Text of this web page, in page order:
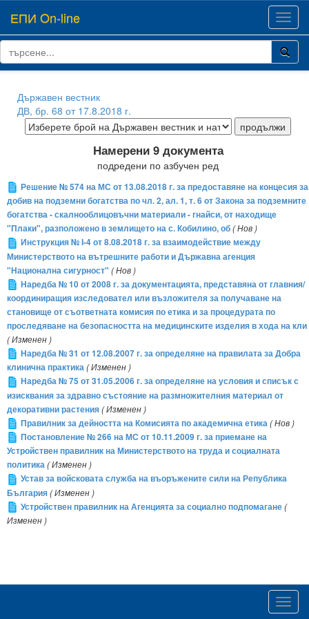
ЕПИ On-line
Държавен вестник
ДВ, бр. 68 от 17.8.2018 г.
Намерени 9 документа
подредени по азбучен ред
Решение № 574 на МС от 13.08.2018 г. за предоставяне на концесия за
добив на подземни богатства по чл. 2, ал. 1, т. 6 от Закона за подземните
богатства - скалнооблицовъчни материали - гнайси, от находище
"Плаки", разположено в землището на с. Кобилино, об( Нов )
Инструкция № І-4 от 8.08.2018 г. за взаимодействие между
Министерството на вътрешните работи и Държавна агенция
"Национална сигурност" ( Нов )
Наредба № 10 от 2008 г. за документацията, представяна от главния/
координиращия изследовател или възложителя за получаване на
становище от съответната комисия по етика и за процедурата по
проследяване на безопасността на медицинските изделия в хода на кли
( Изменен )
Наредба № 31 от 12.08.2007 г. за определяне на правилата за Добра
клинична практика( Изменен )
Наредба № 75 от 31.05.2006 г. за определяне на условия и списък с
изисквания за здравно състояние на размножителния материал от
декоративни растения( Изменен )
Правилник за дейността на Комисията по академична етика( Нов )
Постановление № 266 на МС от 10.11.2009 г. за приемане на
Устройствен правилник на Министерството на труда и социалната
политика( Изменен )
Устав за войсковата служба на въоръжените сили на Република
България( Изменен )
Устройствен правилник на Агенцията за социално подпомагане(
Изменен )